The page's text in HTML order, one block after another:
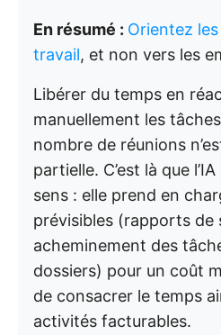
En résumé : Orientez
travail, et non vers les
Libérer du temps en
manuellement les
nombre de réunions
partielle. C’est là que
sens : elle prend en
prévisibles (rapports de
acheminement des
dossiers) pour un coût
de consacrer le temps
activités facturables.